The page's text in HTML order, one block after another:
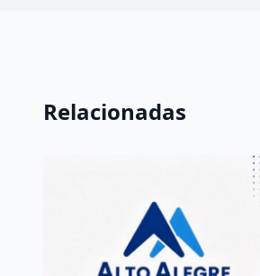
Relacionadas